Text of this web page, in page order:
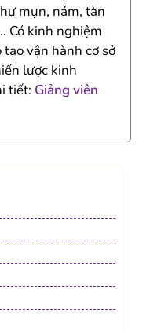
mụn, nám, tàn
Có kinh nghiệm
tạo vận hành cơ sở
lược kinh
tiết: Giảng viên